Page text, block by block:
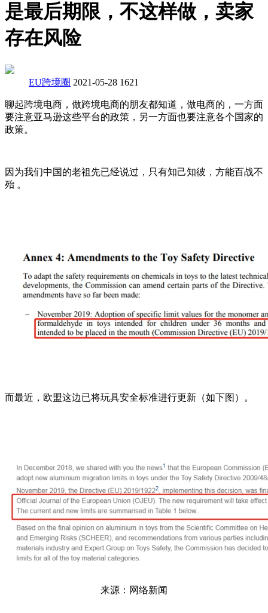
是最后期限，不这样做，卖家
存在风险
EU跨境圈 2021-05-28 1621
聊起跨境电商，做跨境电商的朋友都知道，做电商的，一方面
要注意亚马逊这些平台的政策，另一方面也要注意各个国家的
政策。
因为我们中国的老祖先已经说过，只有知己知彼，方能百战不
殆 。
而最近，欧盟这边已将玩具安全标准进行更新（如下图）。
来源：网络新闻